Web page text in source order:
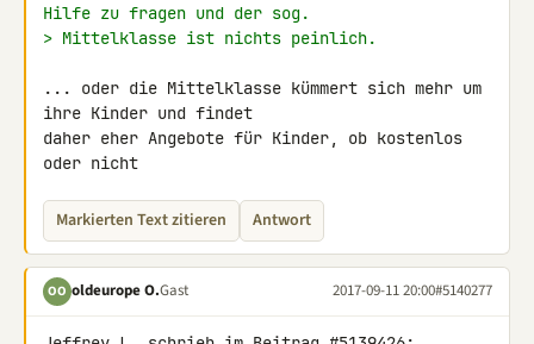
Hilfe zu fragen und der sog.
> Mittelklasse ist nichts peinlich.
... oder die Mittelklasse kümmert sich mehr um
ihre Kinder und findet
daher eher Angebote für Kinder, ob kostenlos
oder nicht
Markierten Text zitieren Antwort
OO oldeurope O.Gast 2017-09-11 20:00#5140277